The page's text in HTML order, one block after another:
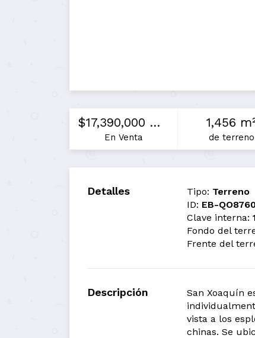
$17,390,000 MXN
En Venta
1,456
de terreno
Detalles Tipo: Terreno
ID: EB-
Clave interna:
Fondo del
Frente del
Descripción
San Xoaquín
vista a los
chinas. Se